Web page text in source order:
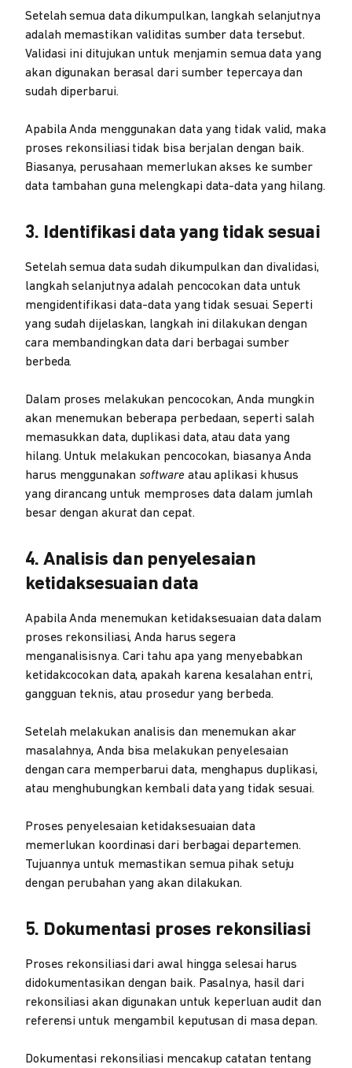
Setelah semua data dikumpulkan, langkah selanjutnya
adalah memastikan validitas sumber data tersebut.
Validasi ini ditujukan untuk menjamin semua data yang
akan digunakan berasal dari sumber tepercaya dan
sudah diperbarui.
Apabila Anda menggunakan data yang tidak valid, maka
proses rekonsiliasi tidak bisa berjalan dengan baik.
Biasanya, perusahaan memerlukan akses ke sumber
data tambahan guna melengkapi data-data yang hilang.
3. Identifikasi data yang tidak sesuai
Setelah semua data sudah dikumpulkan dan divalidasi,
langkah selanjutnya adalah pencocokan data untuk
mengidentifikasi data-data yang tidak sesuai. Seperti
yang sudah dijelaskan, langkah ini dilakukan dengan
cara membandingkan data dari berbagai sumber
berbeda.
Dalam proses melakukan pencocokan, Anda mungkin
akan menemukan beberapa perbedaan, seperti salah
memasukkan data, duplikasi data, atau data yang
hilang. Untuk melakukan pencocokan, biasanya Anda
harus menggunakan software atau aplikasi khusus
yang dirancang untuk memproses data dalam jumlah
besar dengan akurat dan cepat.
4. Analisis dan penyelesaian
ketidaksesuaian data
Apabila Anda menemukan ketidaksesuaian data dalam
proses rekonsiliasi, Anda harus segera
menganalisisnya. Cari tahu apa yang menyebabkan
ketidakcocokan data, apakah karena kesalahan entri,
gangguan teknis, atau prosedur yang berbeda.
Setelah melakukan analisis dan menemukan akar
masalahnya, Anda bisa melakukan penyelesaian
dengan cara memperbarui data, menghapus duplikasi,
atau menghubungkan kembali data yang tidak sesuai.
Proses penyelesaian ketidaksesuaian data
memerlukan koordinasi dari berbagai departemen.
Tujuannya untuk memastikan semua pihak setuju
dengan perubahan yang akan dilakukan.
5. Dokumentasi proses rekonsiliasi
Proses rekonsiliasi dari awal hingga selesai harus
didokumentasikan dengan baik. Pasalnya, hasil dari
rekonsiliasi akan digunakan untuk keperluan audit dan
referensi untuk mengambil keputusan di masa depan.
Dokumentasi rekonsiliasi mencakup catatan tentang